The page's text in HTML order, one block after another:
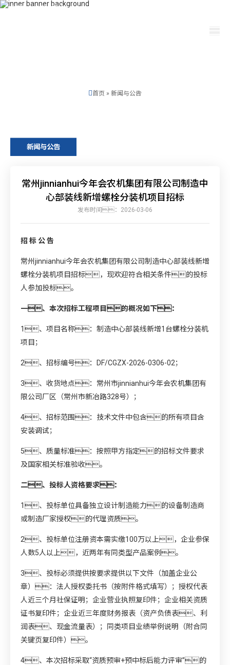
400-115-2288 dfam@ti-plating.com
首页 » 新闻与公告
新闻与公告
常州jinnianhui今年会农机集团有限公司制造中
心部装线新增螺栓分装机项目招标
发布时间：2026-03-06
招 标 公 告
常州jinnianhui今年会农机集团有限公司制造中心部装线新增
螺栓分装机项目招标，现欢迎符合相关条件的投标
人参加投标。
一、本次招标工程项目的概况如下：
1、项目名称：制造中心部装线新增1台螺栓分装机
项目；
2、招标编号：DF/CGZX-2026-0306-02；
3、收货地点：常州市jinnianhui今年会农机集团有
限公司厂区（常州市新冶路328号）；
4、招标范围：技术文件中包含的所有项目含
安装调试；
5、质量标准：按照甲方指定的招标文件要求
及国家相关标准验收。
二、投标人资格要求：
1、投标单位具备独立设计制造能力的设备制造商
或制造厂家授权的代理资质。
2、投标单位注册资本需实缴100万以上，企业参保
人数5人以上，近两年有同类型产品案例。
3、投标必须提供按要求提供以下文件（加盖企业公
章）：法人授权委托书（按附件格式填写）；授权代表
人近三个月社保证明；企业营业执照复印件；企业相关资质
证书复印件；企业近三年度财务报表（资产负债表、利
润表、现金流量表）；同类项目业绩举例说明（附合同
关键页复印件）。
4、本次招标采取“资质预审+预中标后能力评审”的